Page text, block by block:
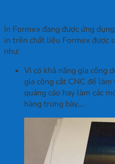
In Formex đang được ứng
in trên chất liệu Formex được
như:
Vì có khả năng gia công
gia công cắt CNC để
quảng cáo hay làm các
hàng trưng bày,…